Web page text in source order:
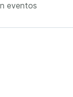
eventos